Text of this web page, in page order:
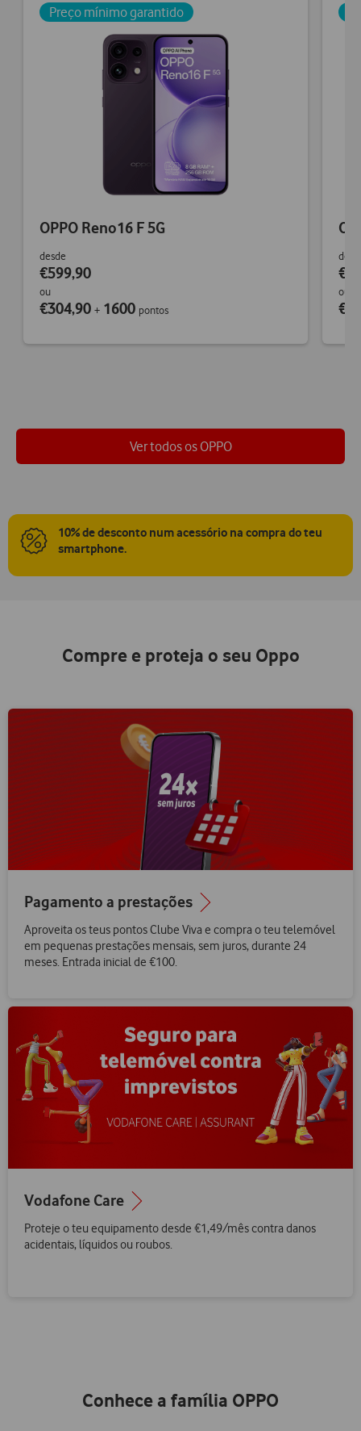
Preço mínimo garantido
OPPO Reno16 F 5G
desde
€599,90
ou
€304,90 + 1600 pontos
ou
Ver todos os OPPO
10% de desconto num acessório na compra do teu
smartphone.
Compre e proteja o seu Oppo
Pagamento a prestações
Aproveita os teus pontos Clube Viva e compra o teu telemóvel
em pequenas prestações mensais, sem juros, durante 24
meses. Entrada inicial de €100.
Vodafone Care
Proteje o teu equipamento desde €1,49/mês contra danos
acidentais, líquidos ou roubos.
Conhece a família OPPO